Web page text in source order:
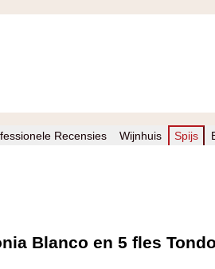
Recensies Wijnhuis Spijs
Blanco en 5 fles